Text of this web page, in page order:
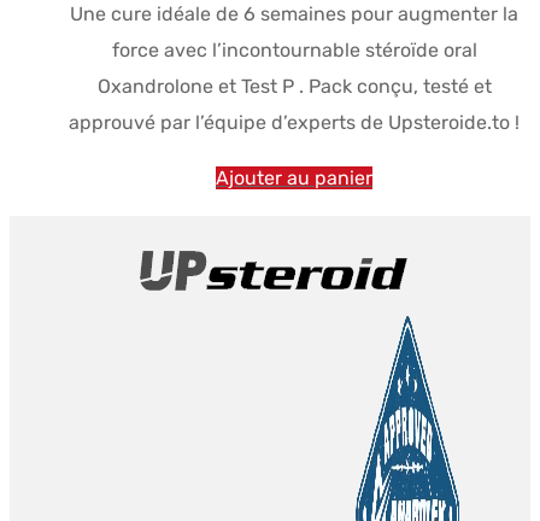
initial
était :
$523.43.
actuel
est :
$387.45.
Une cure idéale de 6 semaines pour augmenter la
force avec l’incontournable stéroïde oral
Oxandrolone et Test P . Pack conçu, testé et
approuvé par l’équipe d’experts de Upsteroide.to !
Ajouter au panier